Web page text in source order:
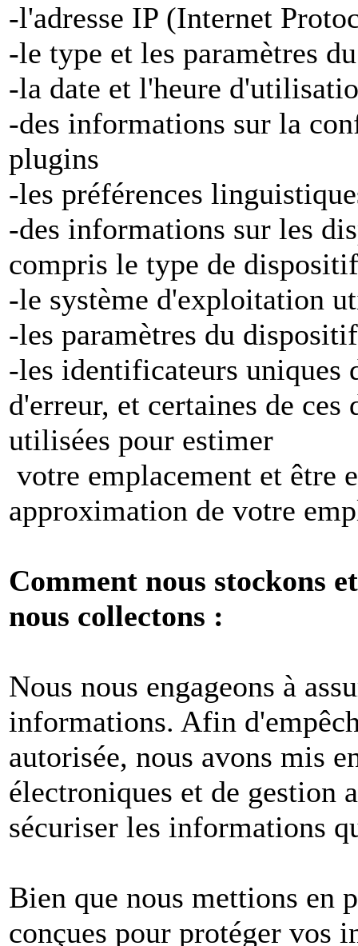
-l'adresse IP (Internet
-le type et les paramètres
-la date et l'heure
-des informations sur la
plugins
-les préférences
-des informations sur les
compris le type de dispositif
-le système d'exploitation
-les paramètres du dispositif
-les identificateurs uniques
d'erreur, et certaines de
utilisées pour estimer
votre emplacement et être
approximation de votre
Comment nous stockons
nous collectons :
Nous nous engageons à
informations. Afin
autorisée, nous avons mis
électroniques et de gestion
sécuriser les informations
Bien que nous mettions en
conçues pour protéger vos